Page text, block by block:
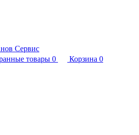
товары 0 Корзина 0